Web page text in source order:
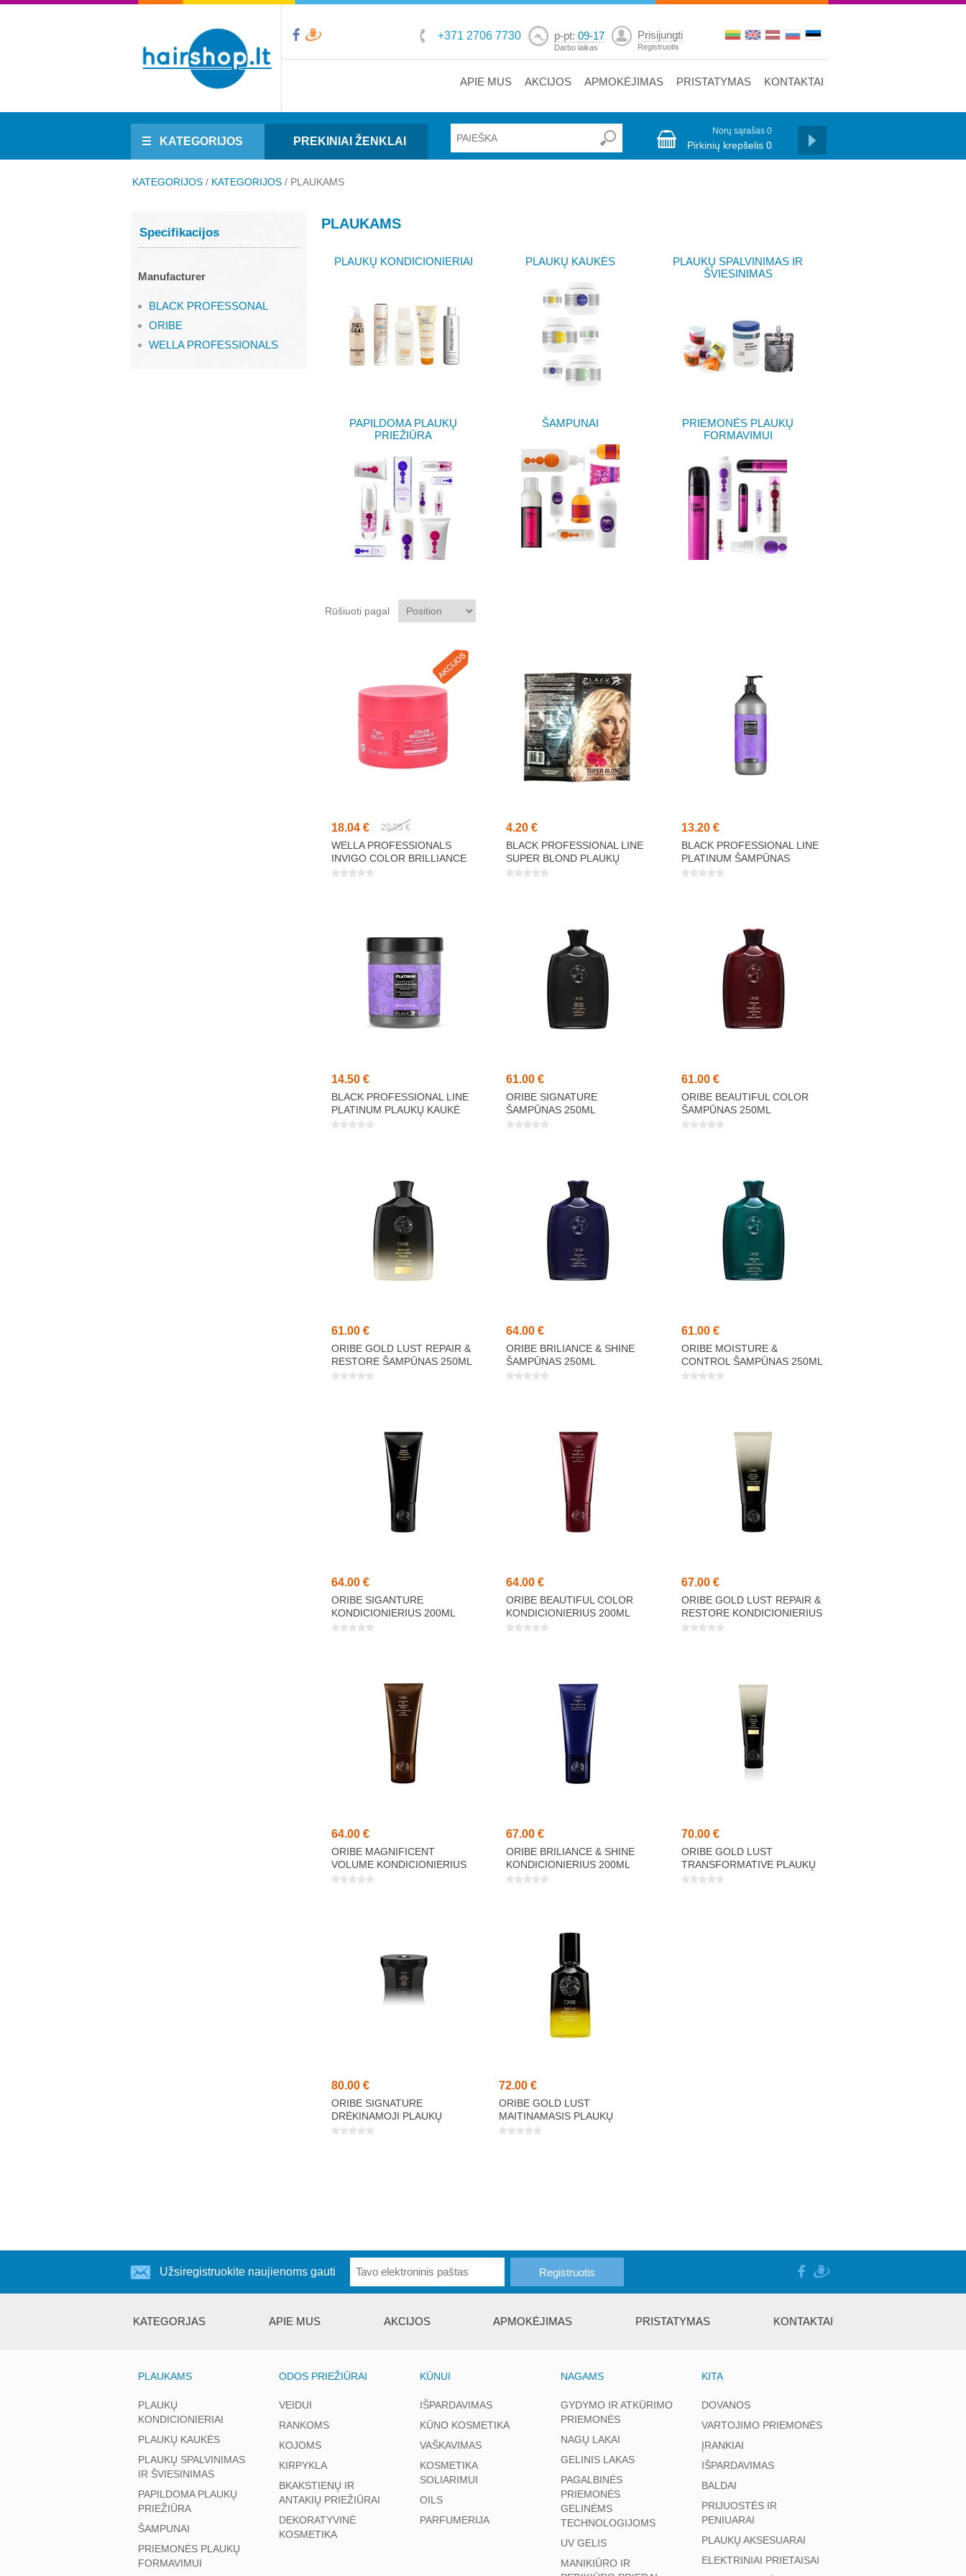
+371 2706 7730 p-pt: 09-17
Darbo laikas
Prisijungti
Registruotis
APIE MUS AKCIJOS APMOKĖJIMAS PRISTATYMAS KONTAKTAI
KATEGORIJOS PREKINIAI ŽENKLAI
Norų sąrašas 0
Pirkinių krepšelis 0
KATEGORIJOS / KATEGORIJOS / PLAUKAMS
Specifikacijos
Manufacturer
BLACK PROFESSONAL
ORIBE
WELLA PROFESSIONALS
PLAUKAMS
PLAUKŲ KONDICIONIERIAI PLAUKŲ KAUKĖS
PLAUKŲ SPALVINIMAS IR
ŠVIESINIMAS
PAPILDOMA PLAUKŲ
PRIEŽIŪRA
ŠAMPUNAI
PRIEMONĖS PLAUKŲ
FORMAVIMUI
Rūšiuoti pagal
18,04 € 20,05 €
WELLA PROFESSIONALS
INVIGO COLOR BRILLIANCE
FINE/MEDIUM KAUKĖ 150ML
4,20 €
BLACK PROFESSIONAL LINE
SUPER BLOND PLAUKŲ
ŠVIESINIMO MILTELIAI 30G +
13,20 €
BLACK PROFESSIONAL LINE
PLATINUM ŠAMPŪNAS
1000ML
14,50 €
BLACK PROFESSIONAL LINE
PLATINUM PLAUKŲ KAUKĖ
1000ML
61,00 €
ORIBE SIGNATURE
ŠAMPŪNAS 250ML
61,00 €
ORIBE BEAUTIFUL COLOR
ŠAMPŪNAS 250ML
61,00 €
ORIBE GOLD LUST REPAIR &
RESTORE ŠAMPŪNAS 250ML
64,00 €
ORIBE BRILIANCE & SHINE
ŠAMPŪNAS 250ML
61,00 €
ORIBE MOISTURE &
CONTROL ŠAMPŪNAS 250ML
64,00 €
ORIBE SIGANTURE
KONDICIONIERIUS 200ML
64,00 €
ORIBE BEAUTIFUL COLOR
KONDICIONIERIUS 200ML
67,00 €
ORIBE GOLD LUST REPAIR &
RESTORE KONDICIONIERIUS
200ML
64,00 €
ORIBE MAGNIFICENT
VOLUME KONDICIONIERIUS
200ML
67,00 €
ORIBE BRILIANCE & SHINE
KONDICIONIERIUS 200ML
70,00 €
ORIBE GOLD LUST
TRANSFORMATIVE PLAUKŲ
KAUKĖ 150ML
80,00 €
ORIBE SIGNATURE
DRĖKINAMOJI PLAUKŲ
KAUKĖ 175ML
72,00 €
ORIBE GOLD LUST
MAITINAMASIS PLAUKŲ
ALIEJUS 100ML
Užsiregistruokite naujienoms gauti
KATEGORJAS APIE MUS AKCIJOS APMOKĖJIMAS PRISTATYMAS KONTAKTAI
PLAUKAMS
PLAUKŲ
KONDICIONIERIAI
PLAUKŲ KAUKĖS
PLAUKŲ SPALVINIMAS
IR ŠVIESINIMAS
PAPILDOMA PLAUKŲ
PRIEŽIŪRA
ŠAMPUNAI
PRIEMONĖS PLAUKŲ
FORMAVIMUI
ODOS PRIEŽIŪRAI
VEIDUI
RANKOMS
KOJOMS
KIRPYKLA
BKAKSTIENŲ IR
ANTAKIŲ PRIEŽIŪRAI
DEKORATYVINĖ
KOSMETIKA
KŪNUI
IŠPARDAVIMAS
KŪNO KOSMETIKA
VAŠKAVIMAS
KOSMETIKA
SOLIARIMUI
OILS
PARFUMERIJA
NAGAMS
GYDYMO IR ATKŪRIMO
PRIEMONĖS
NAGŲ LAKAI
GELINIS LAKAS
PAGALBINĖS
PRIEMONĖS
GELINĖMS
TECHNOLOGIJOMS
UV GELIS
MANIKIŪRO IR
KITA
DOVANOS
VARTOJIMO PRIEMONĖS
ĮRANKIAI
IŠPARDAVIMAS
BALDAI
PRIJUOSTĖS IR
PENIUARAI
PLAUKŲ AKSESUARAI
ELEKTRINIAI PRIETAISAI